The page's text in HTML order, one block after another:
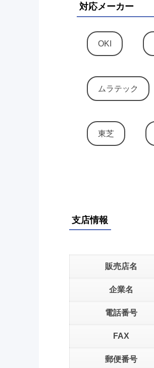
対応メーカー
OKI
ムラテック
東芝
支店情報
販売店名
企業名
電話番号
FAX
郵便番号